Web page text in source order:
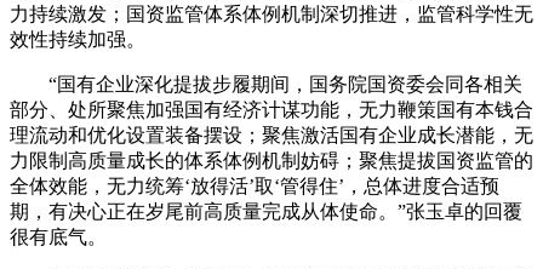
力持续激发；国资监管体系体例机制深切推进，监管科学性无
效性持续加强。
“国有企业深化提拔步履期间，国务院国资委会同各相关
部分、处所聚焦加强国有经济计谋功能，无力鞭策国有本钱合
理流动和优化设置装备摆设；聚焦激活国有企业成长潜能，无
力限制高质量成长的体系体例机制妨碍；聚焦提拔国资监管的
全体效能，无力统筹‘放得活’取‘管得住’，总体进度合适预
期，有决心正在岁尾前高质量完成从体使命。”张玉卓的回覆
很有底气。